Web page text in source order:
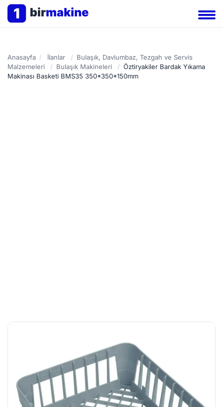
1 birmakine
Anasayfa / İlanlar / Bulaşık, Davlumbaz, Tezgah ve Servis
Malzemeleri
/ Bulaşık Makineleri / Öztiryakiler Bardak Yıkama
Makinası Basketi BMS35 350*350*150mm